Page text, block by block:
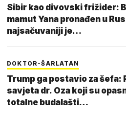
Sibir kao divovski frižider:
mamut Yana pronađen u
najsačuvaniji je…
DOKTOR-ŠARLATAN
Trump ga postavio za šefa:
savjeta dr. Oza koji su
totalne budalašti…